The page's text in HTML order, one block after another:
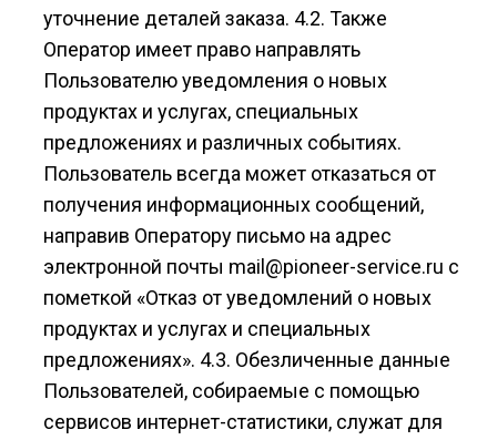
уточнение деталей заказа. 4.2. Также
Оператор имеет право направлять
Пользователю уведомления о новых
продуктах и услугах, специальных
предложениях и различных событиях.
Пользователь всегда может отказаться от
получения информационных сообщений,
направив Оператору письмо на адрес
электронной почты mail@pioneer-service.ru с
пометкой «Отказ от уведомлений о новых
продуктах и услугах и специальных
предложениях». 4.3. Обезличенные данные
Пользователей, собираемые с помощью
сервисов интернет-статистики, служат для